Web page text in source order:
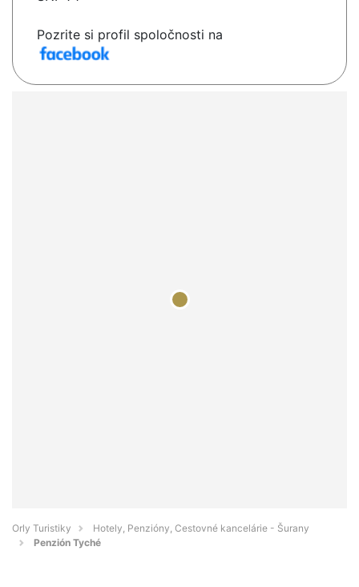
Pozrite si profil spoločnosti na
Orly Turistiky
Hotely, Penzióny, Cestovné kancelárie - Šurany
Penzión Tyché